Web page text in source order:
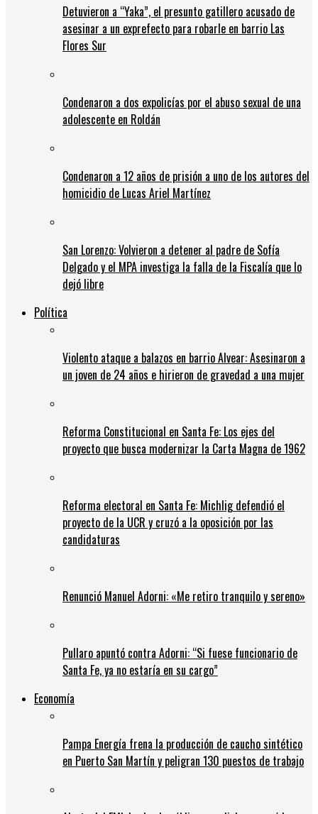
Detuvieron a “Yaka”, el presunto gatillero acusado de
asesinar a un exprefecto para robarle en barrio Las
Flores Sur
Condenaron a dos expolicías por el abuso sexual de una
adolescente en Roldán
Condenaron a 12 años de prisión a uno de los autores del
homicidio de Lucas Ariel Martínez
San Lorenzo: Volvieron a detener al padre de Sofía
Delgado y el MPA investiga la falla de la Fiscalía que lo
dejó libre
Política
Violento ataque a balazos en barrio Alvear: Asesinaron a
un joven de 24 años e hirieron de gravedad a una mujer
Reforma Constitucional en Santa Fe: Los ejes del
proyecto que busca modernizar la Carta Magna de 1962
Reforma electoral en Santa Fe: Michlig defendió el
proyecto de la UCR y cruzó a la oposición por las
candidaturas
Renunció Manuel Adorni: «Me retiro tranquilo y sereno»
Pullaro apuntó contra Adorni: “Si fuese funcionario de
Santa Fe, ya no estaría en su cargo”
Economía
Pampa Energía frena la producción de caucho sintético
en Puerto San Martín y peligran 130 puestos de trabajo